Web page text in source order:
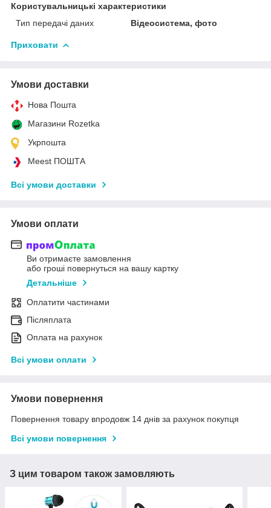
Користувальницькі характеристики
Тип передачі даних
Відеосистема, фото
Приховати
Умови доставки
Нова Пошта
Магазини Rozetka
Укрпошта
Meest ПОШТА
Всі умови доставки
Умови оплати
Ви отримаєте замовлення
або гроші повернуться на вашу картку
Детальніше
Оплатити частинами
Післяплата
Оплата на рахунок
Всі умови оплати
Умови повернення
Повернення товару впродовж 14 днів за рахунок покупця
Всі умови повернення
З цим товаром також замовляють